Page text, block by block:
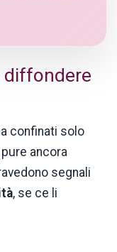
diffondere
confinati solo
ancora
segnali
, se ce li